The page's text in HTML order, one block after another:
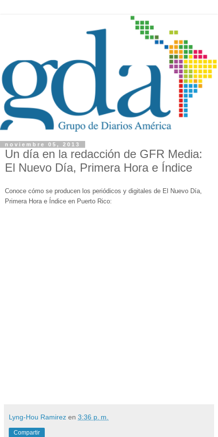
noviembre 05, 2013
Un día en la redacción de GFR Media:
El Nuevo Día, Primera Hora e Índice
Conoce cómo se producen los periódicos y digitales de El Nuevo Día,
Primera Hora e Índice en Puerto Rico:
Lyng-Hou Ramirez en 3:36 p. m.
Compartir